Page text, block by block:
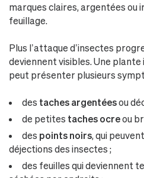
marques claires, argentées ou
feuillage.
Plus l’attaque d’insectes
deviennent visibles. Une
peut présenter plusieurs
des taches argentéesou
de petites taches ocreou
des points noirs, qui
déjections des insectes ;
des feuilles qui deviennent